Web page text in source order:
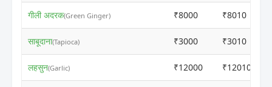
गीली अदरक(Green Ginger) ₹8000 ₹8010
साबूदाना(Tapioca) ₹3000 ₹3010
लहसुन(Garlic) ₹12000 ₹12010